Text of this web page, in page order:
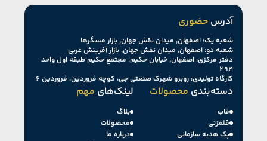
آدرس حضوری
شعبه یک: اصفهان, میدان نقش جهان, بازار مسگرها
شعبه دو: اصفهان, میدان نقش جهان, بازار آفرینش غربی
دفتر مرکزی: اصفهان, خیابان حکیم, مجتمع حکیم طبقه اول واحد
۲۹۴
کارگاه تولیدی: روبرو شهرک صنعتی جی، کوچه فروردین، فروردین ۶
لینک‌های مهم
بلاگ
محصولات
درباره ما
دسته‌بندی محصولات
قاب
قلمزنی
پک هدیه سازمانی